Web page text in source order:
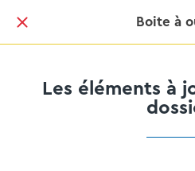
Boite à
Les éléments à